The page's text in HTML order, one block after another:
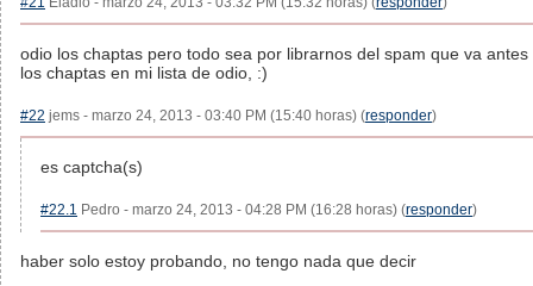
odio los chaptas pero todo sea por librarnos del spam que va antes
los chaptas en mi lista de odio, :)
#22 jems - marzo 24, 2013 - 03:40 PM (15:40 horas) (responder)
es captcha(s)
#22.1 Pedro - marzo 24, 2013 - 04:28 PM (16:28 horas) (responder)
haber solo estoy probando, no tengo nada que decir